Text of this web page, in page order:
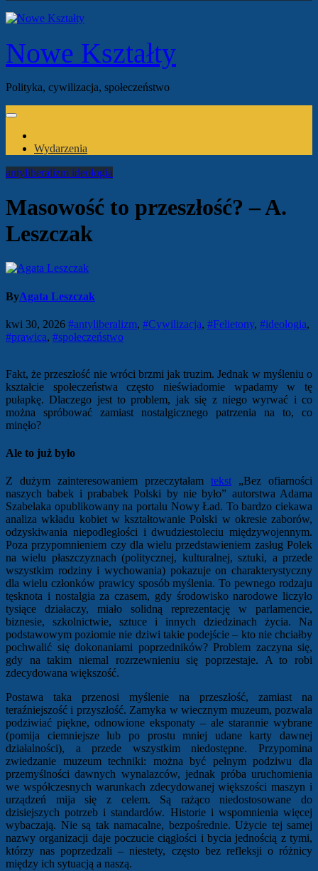
Nowe Kształty
Polityka, cywilizacja, społeczeństwo
Wydarzenia
antyliberalizm ideologia
Masowość to przeszłość? – A.
Leszczak
ByAgata Leszczak
kwi 30, 2026 #antyliberalizm, #Cywilizacja, #Felietony, #ideologia,
#prawica, #społeczeństwo
Fakt, że przeszłość nie wróci brzmi jak truzim. Jednak w myśleniu o
kształcie społeczeństwa często nieświadomie wpadamy w tę
pułapkę. Dlaczego jest to problem, jak się z niego wyrwać i co
można spróbować zamiast nostalgicznego patrzenia na to, co
minęło?
Ale to już było
Z dużym zainteresowaniem przeczytałam tekst „Bez ofiarności
naszych babek i prababek Polski by nie było” autorstwa Adama
Szabelaka opublikowany na portalu Nowy Ład. To bardzo ciekawa
analiza wkładu kobiet w kształtowanie Polski w okresie zaborów,
odzyskiwania niepodległości i dwudziestoleciu międzywojennym.
Poza przypomnieniem czy dla wielu przedstawieniem zasług Polek
na wielu płaszczyznach (politycznej, kulturalnej, sztuki, a przede
wszystkim rodziny i wychowania) pokazuje on charakterystyczny
dla wielu członków prawicy sposób myślenia. To pewnego rodzaju
tęsknota i nostalgia za czasem, gdy środowisko narodowe liczyło
tysiące działaczy, miało solidną reprezentację w parlamencie,
biznesie, szkolnictwie, sztuce i innych dziedzinach życia. Na
podstawowym poziomie nie dziwi takie podejście – kto nie chciałby
pochwalić się dokonaniami poprzedników? Problem zaczyna się,
gdy na takim niemal rozrzewnieniu się poprzestaje. A to robi
zdecydowana większość.
Postawa taka przenosi myślenie na przeszłość, zamiast na
teraźniejszość i przyszłość. Zamyka w wiecznym muzeum, pozwala
podziwiać piękne, odnowione eksponaty – ale starannie wybrane
(pomija ciemniejsze lub po prostu mniej udane karty dawnej
działalności), a przede wszystkim niedostępne. Przypomina
zwiedzanie muzeum techniki: można być pełnym podziwu dla
przemyślności dawnych wynalazców, jednak próba uruchomienia
we współczesnych warunkach zdecydowanej większości maszyn i
urządzeń mija się z celem. Są rażąco niedostosowane do
dzisiejszych potrzeb i standardów. Historie i wspomnienia więcej
wybaczają. Nie są tak namacalne, bezpośrednie. Użycie tej samej
nazwy organizacji daje poczucie ciągłości i bycia jednością z tymi,
którzy nas poprzedzali – niestety, często bez refleksji o różnicy
między ich sytuacją a naszą.